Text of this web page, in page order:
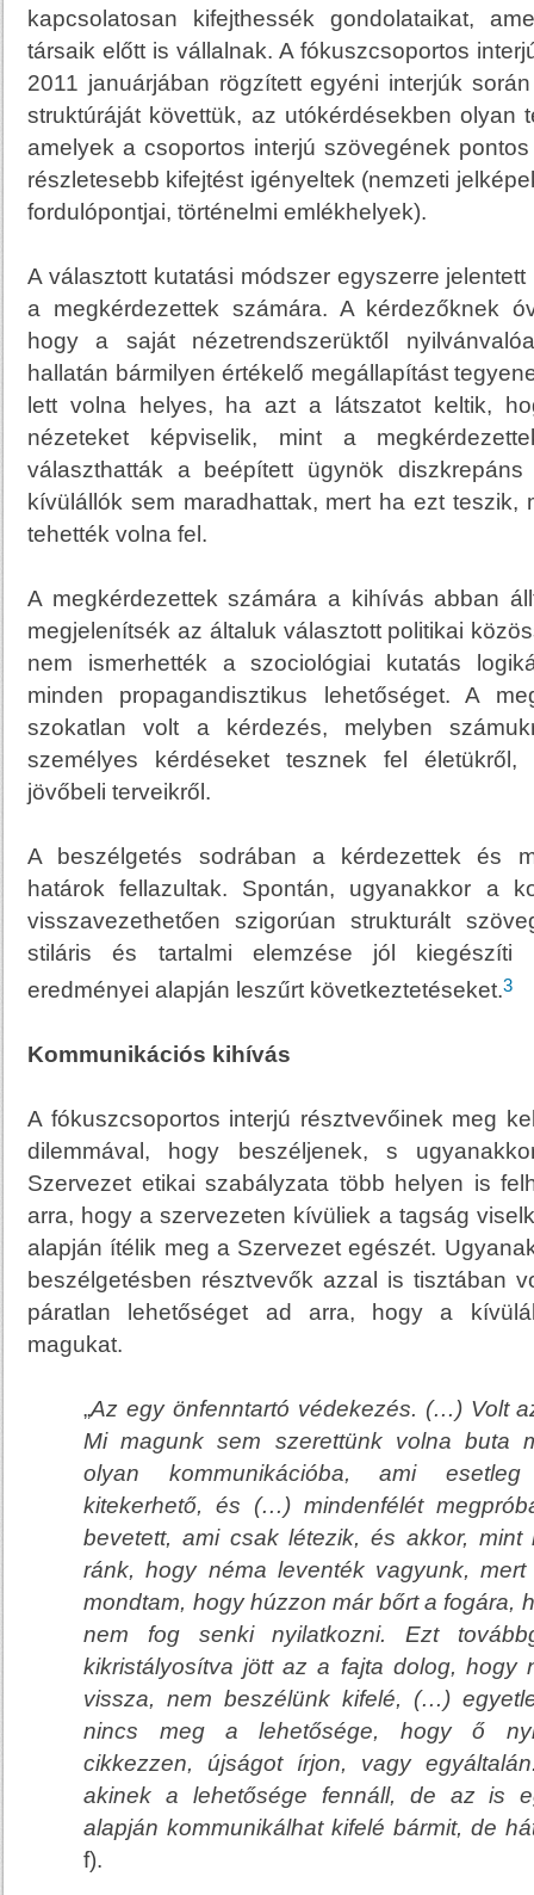
kapcsolatosan kifejthessék gondolataikat,
társaik előtt is vállalnak. A fókuszcsoportos
2011 januárjában rögzített egyéni interjúk
struktúráját követtük, az utókérdésekben olyan
amelyek a csoportos interjú szövegének
részletesebb kifejtést igényeltek (nemzeti
fordulópontjai, történelmi emlékhelyek).
A választott kutatási módszer egyszerre
a megkérdezettek számára. A kérdezőknek
hogy a saját nézetrendszerüktől
hallatán bármilyen értékelő megállapítást
lett volna helyes, ha azt a látszatot keltik,
nézeteket képviselik, mint a
választhatták a beépített ügynök
kívülállók sem maradhattak, mert ha ezt teszik,
tehették volna fel.
A megkérdezettek számára a kihívás abban
megjelenítsék az általuk választott politikai
nem ismerhették a szociológiai kutatás
minden propagandisztikus lehetőséget. A
szokatlan volt a kérdezés, melyben
személyes kérdéseket tesznek fel életükről,
jövőbeli terveikről.
A beszélgetés sodrában a kérdezettek és
határok fellazultak. Spontán, ugyanakkor a
visszavezethetően szigorúan strukturált
stiláris és tartalmi elemzése jól kiegészíti
eredményei alapján leszűrt következtetéseket.3
Kommunikációs kihívás
A fókuszcsoportos interjú résztvevőinek meg
dilemmával, hogy beszéljenek, s
Szervezet etikai szabályzata több helyen is
arra, hogy a szervezeten kívüliek a tagság
alapján ítélik meg a Szervezet egészét.
beszélgetésben résztvevők azzal is tisztában
páratlan lehetőséget ad arra, hogy a
magukat.
„Az egy önfenntartó védekezés. (…) Volt
Mi magunk sem szerettünk volna buta
olyan kommunikációba, ami
kitekerhető, és (…) mindenfélét
bevetett, ami csak létezik, és akkor, mint
ránk, hogy néma leventék vagyunk,
mondtam, hogy húzzon már bőrt a fogára,
nem fog senki nyilatkozni. Ezt
kikristályosítva jött az a fajta dolog, hogy
vissza, nem beszélünk kifelé, (…)
nincs meg a lehetősége, hogy ő
cikkezzen, újságot írjon, vagy
akinek a lehetősége fennáll, de az is
alapján kommunikálhat kifelé bármit, de
f).